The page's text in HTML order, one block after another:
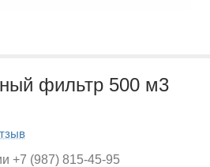
фильтр 500 м3
+7 (987) 815-45-95